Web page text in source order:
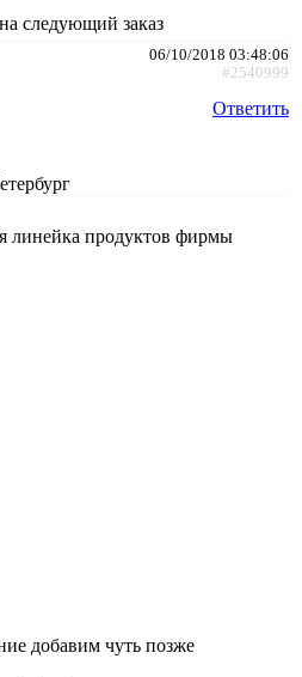
следующий заказ
06/10/2018 03:48:06
#2540999
Ответить
линейка продуктов фирмы
добавим чуть позже